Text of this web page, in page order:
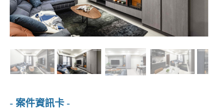
- 案件資訊卡 -